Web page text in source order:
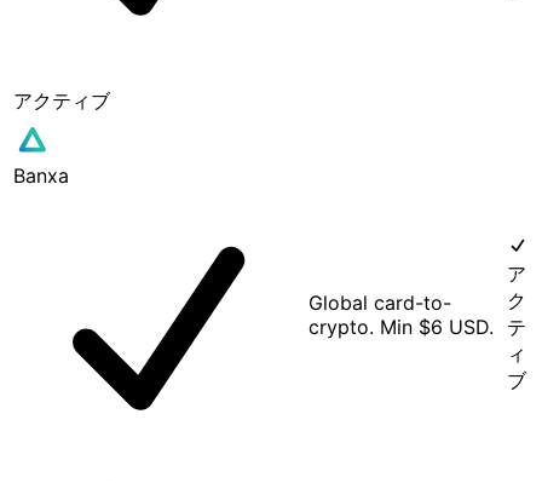
アクティブ
Banxa
Global card-to-
crypto. Min $6 USD.
ア
ク
テ
ィ
ブ